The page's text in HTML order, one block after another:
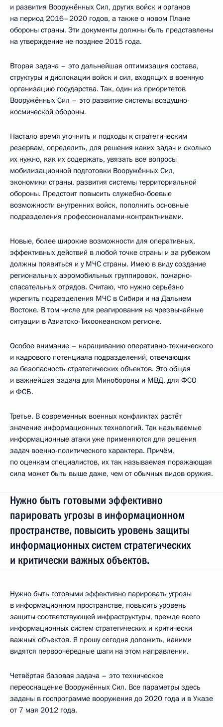
и развития Вооружённых Сил, других войск и органов
на период 2016–2020 годов, а также о новом Плане
обороны страны. Эти документы должны быть представлены
на утверждение не позднее 2015 года.
Вторая задача – это дальнейшая оптимизация состава,
структуры и дислокации войск и сил, входящих в военную
организацию государства. Так, один из приоритетов
Вооружённых Сил – это развитие системы воздушно-
космической обороны.
Настало время уточнить и подходы к стратегическим
резервам, определить, для решения каких задач и сколько
их нужно, как их содержать, увязать все вопросы
мобилизационной подготовки Вооружённых Сил,
экономики страны, развития системы территориальной
обороны. Предстоит повысить служебно-боевые
возможности внутренних войск, пополнить основные
подразделения профессионалами-контрактниками.
Новые, более широкие возможности для оперативных,
эффективных действий в любой точке страны и за рубежом
должны появиться и у МЧС страны. Имею в виду создание
региональных аэромобильных группировок, пожарно-
спасательных отрядов. Считаю, что нужно серьёзно
укрепить подразделения МЧС в Сибири и на Дальнем
Востоке. В том числе для реагирования на чрезвычайные
ситуации в Азиатско-Тихоокеанском регионе.
Особое внимание – наращиванию оперативно-технического
и кадрового потенциала подразделений, отвечающих
за безопасность стратегических объектов. Это общая
и важнейшая задача для Минобороны и МВД, для ФСО
и ФСБ.
Третье. В современных военных конфликтах растёт
значение информационных технологий. Так называемые
информационные атаки уже применяются для решения
задач военно-политического характера. Причём,
по оценкам специалистов, их так называемая поражающая
сила может быть выше даже, чем от обычных видов оружия.
Нужно быть готовыми эффективно
парировать угрозы в информационном
пространстве, повысить уровень защиты
информационных систем стратегических
и критически важных объектов.
Нужно быть готовыми эффективно парировать угрозы
в информационном пространстве, повысить уровень
защиты соответствующей инфраструктуры, прежде всего
информационных систем стратегических и критически
важных объектов. Я прошу сегодня доложить, какими
видятся первоочередные шаги на этом направлении.
Четвёртая базовая задача – это техническое
переоснащение Вооружённых Сил. Все параметры здесь
заданы в госпрограмме вооружения до 2020 года и в Указе
от 7 мая 2012 года.